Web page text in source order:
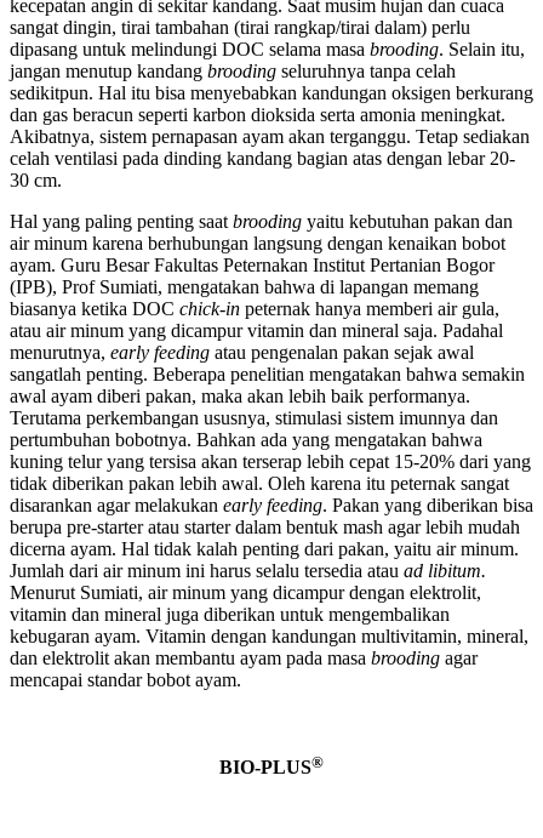
kecepatan angin di sekitar kandang. Saat musim hujan dan cuaca
sangat dingin, tirai tambahan (tirai rangkap/tirai dalam) perlu
dipasang untuk melindungi DOC selama masa brooding. Selain itu,
jangan menutup kandang brooding seluruhnya tanpa celah
sedikitpun. Hal itu bisa menyebabkan kandungan oksigen berkurang
dan gas beracun seperti karbon dioksida serta amonia meningkat.
Akibatnya, sistem pernapasan ayam akan terganggu. Tetap sediakan
celah ventilasi pada dinding kandang bagian atas dengan lebar 20-
30 cm.
Hal yang paling penting saat brooding yaitu kebutuhan pakan dan
air minum karena berhubungan langsung dengan kenaikan bobot
ayam. Guru Besar Fakultas Peternakan Institut Pertanian Bogor
(IPB), Prof Sumiati, mengatakan bahwa di lapangan memang
biasanya ketika DOC chick-in peternak hanya memberi air gula,
atau air minum yang dicampur vitamin dan mineral saja. Padahal
menurutnya, early feeding atau pengenalan pakan sejak awal
sangatlah penting. Beberapa penelitian mengatakan bahwa semakin
awal ayam diberi pakan, maka akan lebih baik performanya.
Terutama perkembangan ususnya, stimulasi sistem imunnya dan
pertumbuhan bobotnya. Bahkan ada yang mengatakan bahwa
kuning telur yang tersisa akan terserap lebih cepat 15-20% dari yang
tidak diberikan pakan lebih awal. Oleh karena itu peternak sangat
disarankan agar melakukan early feeding. Pakan yang diberikan bisa
berupa pre-starter atau starter dalam bentuk mash agar lebih mudah
dicerna ayam. Hal tidak kalah penting dari pakan, yaitu air minum.
Jumlah dari air minum ini harus selalu tersedia atau ad libitum.
Menurut Sumiati, air minum yang dicampur dengan elektrolit,
vitamin dan mineral juga diberikan untuk mengembalikan
kebugaran ayam. Vitamin dengan kandungan multivitamin, mineral,
dan elektrolit akan membantu ayam pada masa brooding agar
mencapai standar bobot ayam.
BIO-PLUS®